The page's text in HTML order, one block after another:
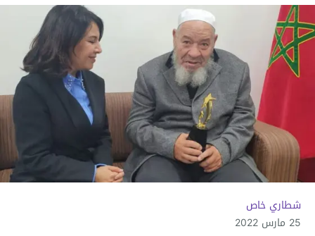
شطاري خاص
25 مارس 2022